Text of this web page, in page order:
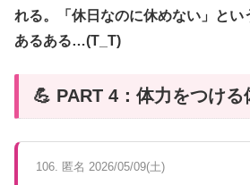
れる。「休日なのに休めない」とい
あるある…(T_T)
💪 PART 4：体力をつける
106. 匿名 2026/05/09(土)